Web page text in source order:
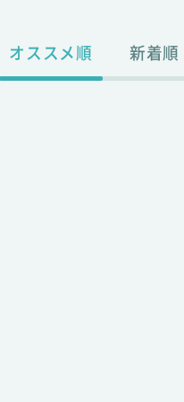
オススメ順 新着順